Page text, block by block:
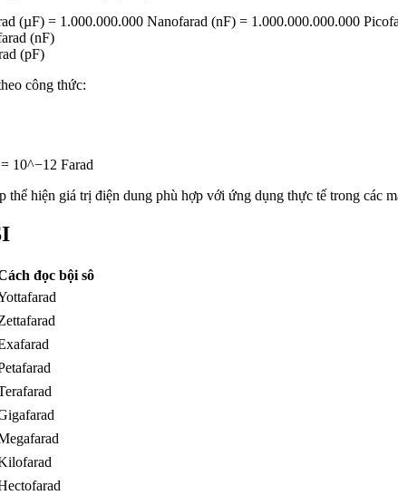
(µF) = 1.000.000.000 Nanofarad (nF) = 1.000.000.000.000
(nF)
(pF)
công thức:
10^−12 Farad
thể hiện giá trị điện dung phù hợp với ứng dụng thực tế trong các
đọc bội sô